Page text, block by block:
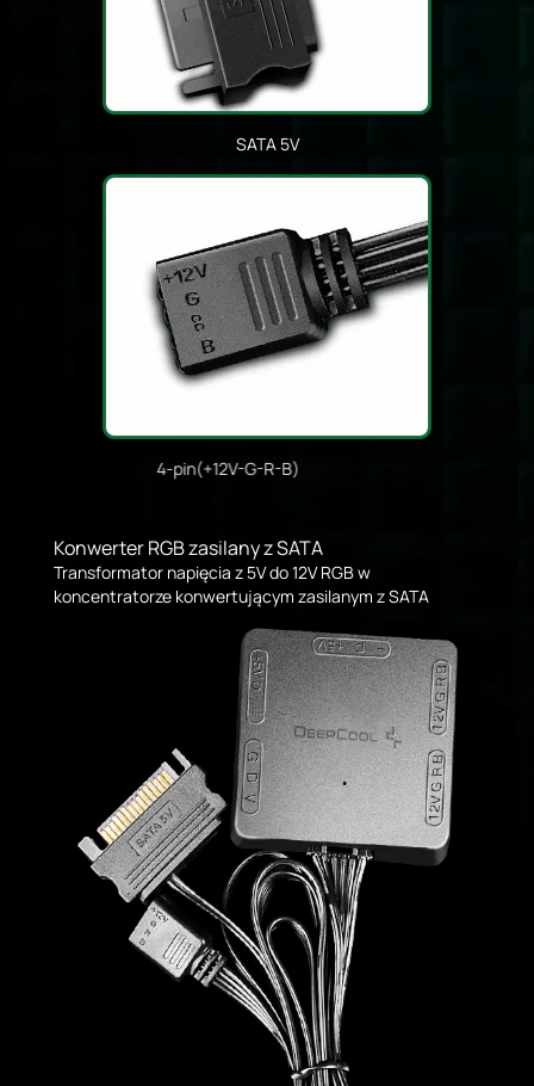
SATA 5V
4-pin(+12V-G-R-B)
Konwerter RGB zasilany z SATA
Transformator napięcia z 5V do 12V RGB w
koncentratorze konwertującym zasilanym z SATA